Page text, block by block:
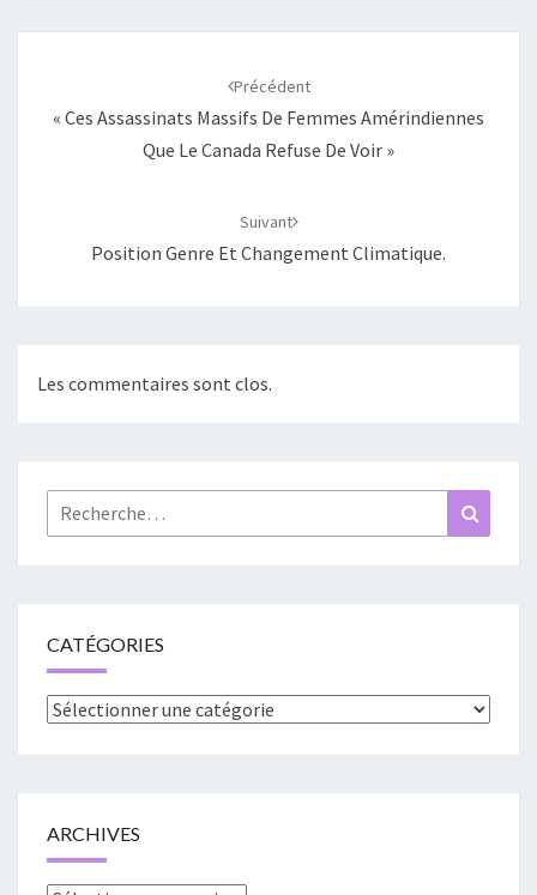
Précédent
« Ces Assassinats Massifs De Femmes Amérindiennes
Que Le Canada Refuse De Voir »
Suivant
Position Genre Et Changement Climatique.
Les commentaires sont clos.
Rechercher :
CATÉGORIES
Catégories
ARCHIVES